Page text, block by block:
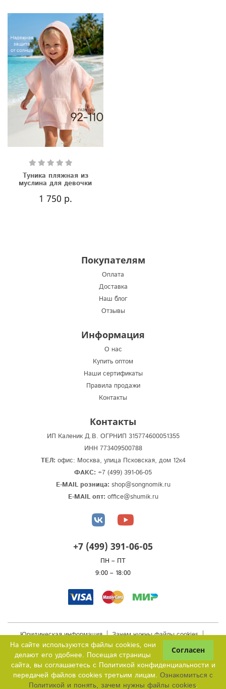
Туника пляжная из
муслина для девочки
1 750 р.
Покупателям
Оплата
Доставка
Наш блог
Отзывы
Информация
О нас
Купить оптом
Наши сертификаты
Правила продажи
Контакты
Контакты
ИП Каленик Д.В. ОГРНИП 315774600051355
ИНН 773409500788
ТЕЛ: офис: Москва, улица Псковская, дом 12к4
ФАКС: +7 (499) 391-06-05
E-MAIL розница: shop@songnomik.ru
E-MAIL опт: office@shumik.ru
+7 (499) 391-06-05
ПН – ПТ
9:00 – 18:00
Юридическая информация
Зачем нужны файлы cookies
Публичная оферта
© 2016-2024 ИП Каленик Д.В.
На сайте используются файлы cookies, они
делают его удобнее. Посещая страницы
сайта, вы соглашаетесь с Политикой конфиденциальности и
передачей файлов cookies третьим лицам. Ознакомиться с
Политикой и понять, зачем нужны файлы сookies.